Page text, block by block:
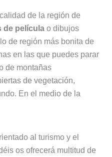
de la región de
de películao dibujos
de región más bonita de
en las que puedes parar
de montañas
de vegetación,
En el medio de la
al turismo y el
os ofrecerá multitud de